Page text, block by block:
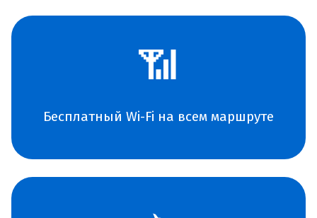
📶
Бесплатный Wi-Fi на всем маршруте